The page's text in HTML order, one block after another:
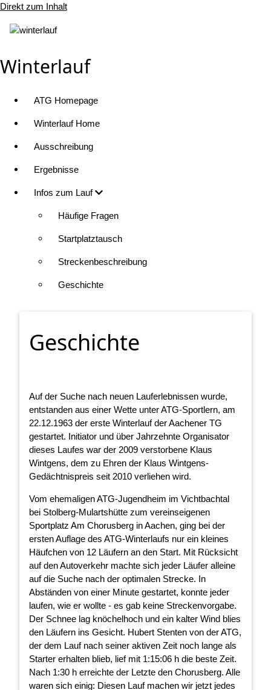
Direkt zum Inhalt
Winterlauf
ATG Homepage
Winterlauf Home
Ausschreibung
Ergebnisse
Infos zum Lauf
Häufige Fragen
Startplatztausch
Streckenbeschreibung
Geschichte
Geschichte
Auf der Suche nach neuen Lauferlebnissen wurde,
entstanden aus einer Wette unter ATG-Sportlern, am
22.12.1963 der erste Winterlauf der Aachener TG
gestartet. Initiator und über Jahrzehnte Organisator
dieses Laufes war der 2009 verstorbene Klaus
Wintgens, dem zu Ehren der Klaus Wintgens-
Gedächtnispreis seit 2010 verliehen wird.
Vom ehemaligen ATG-Jugendheim im Vichtbachtal
bei Stolberg-Mulartshütte zum vereinseigenen
Sportplatz Am Chorusberg in Aachen, ging bei der
ersten Auflage des ATG-Winterlaufs nur ein kleines
Häufchen von 12 Läufern an den Start. Mit Rücksicht
auf den Autoverkehr machte sich jeder Läufer alleine
auf die Suche nach der optimalen Strecke. In
Abständen von einer Minute gestartet, konnte jeder
laufen, wie er wollte - es gab keine Streckenvorgabe.
Der Schnee lag knöchelhoch und ein kalter Wind blies
den Läufern ins Gesicht. Hubert Stenten von der ATG,
der dem Lauf nach seiner aktiven Zeit noch lange als
Starter erhalten blieb, lief mit 1:15:06 h die beste Zeit.
Nach 1:30 h erreichte der Letzte den Chorusberg. Alle
waren sich einig: Diesen Lauf machen wir jetzt jedes